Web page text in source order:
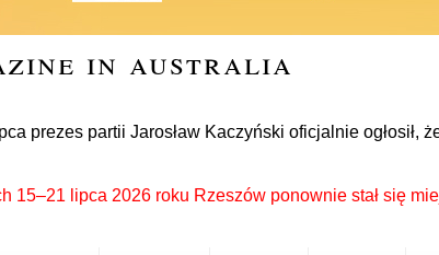
in australia
partii Jarosław Kaczyński oficjalnie ogłosił,
lipca 2026 roku Rzeszów ponownie stał się